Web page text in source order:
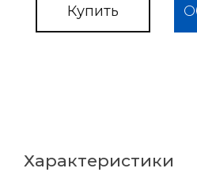
Купить
Характеристики